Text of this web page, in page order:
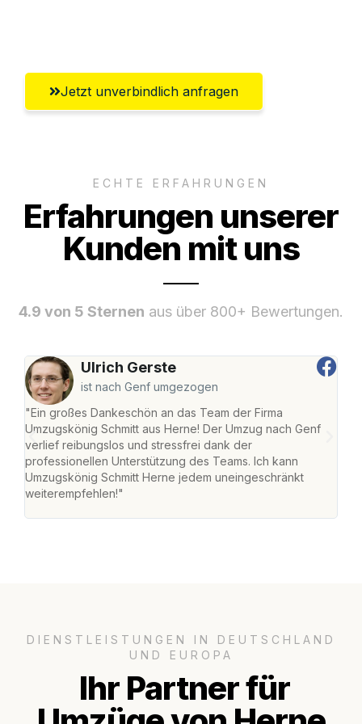
Jetzt unverbindlich anfragen
ECHTE ERFAHRUNGEN
Erfahrungen unserer
Kunden mit uns
4.9 von 5 Sternen aus über 800+ Bewertungen.
Ulrich Gerste
ist nach Genf umgezogen
"Ein großes Dankeschön an das Team der Firma
Umzugskönig Schmitt aus Herne! Der Umzug nach Genf
verlief reibungslos und stressfrei dank der
professionellen Unterstützung des Teams. Ich kann
Umzugskönig Schmitt Herne jedem uneingeschränkt
weiterempfehlen!"
DIENSTLEISTUNGEN IN DEUTSCHLAND
UND EUROPA
Ihr Partner für